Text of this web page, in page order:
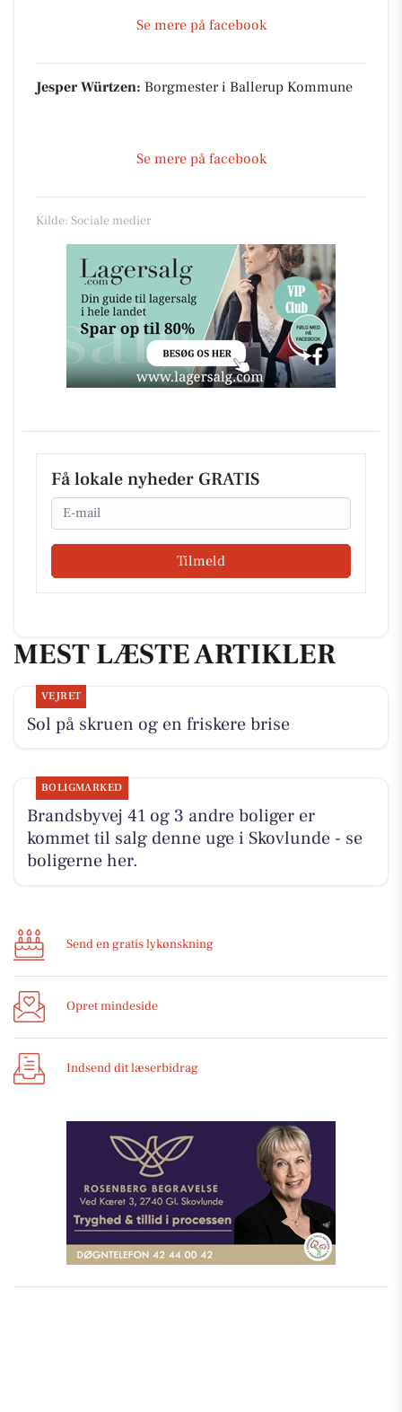
Se mere på facebook
Jesper Würtzen: Borgmester i Ballerup Kommune
Se mere på facebook
Kilde: Sociale medier
Få lokale nyheder GRATIS
Email
Tilmeld
MEST LÆSTE ARTIKLER
VEJRET
Sol på skruen og en friskere brise
BOLIGMARKED
Brandsbyvej 41 og 3 andre boliger er
kommet til salg denne uge i Skovlunde - se
boligerne her.
Send en gratis lykønskning
Opret mindeside
Indsend dit læserbidrag